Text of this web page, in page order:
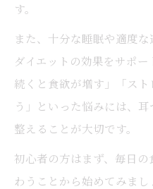
す。
また、十分な睡眠や適度
ダイエットの効果をサポ
続くと食欲が増す」「ス
う」といった悩みには、
整えることが大切です。
初心者の方はまず、毎日
わうことから始めてみま